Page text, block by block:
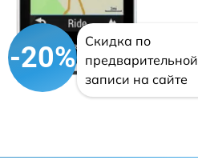
-20%
Скидка по
предварительной
записи на сайте